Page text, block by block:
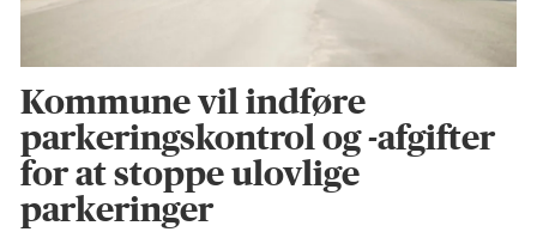
Kommune vil indføre
parkeringskontrol og -afgifter
for at stoppe ulovlige
parkeringer